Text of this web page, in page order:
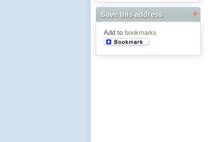
Save this address
Add to bookmarks